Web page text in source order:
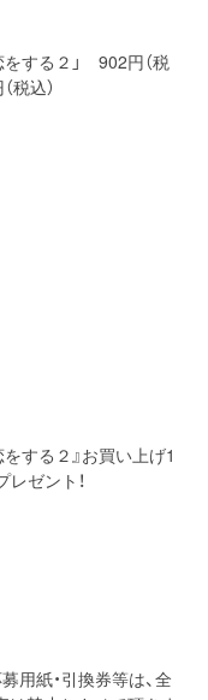
する２」 902円（税
税込）
する２』お買い上げ1
ゼント！
用紙・引換券等は、全